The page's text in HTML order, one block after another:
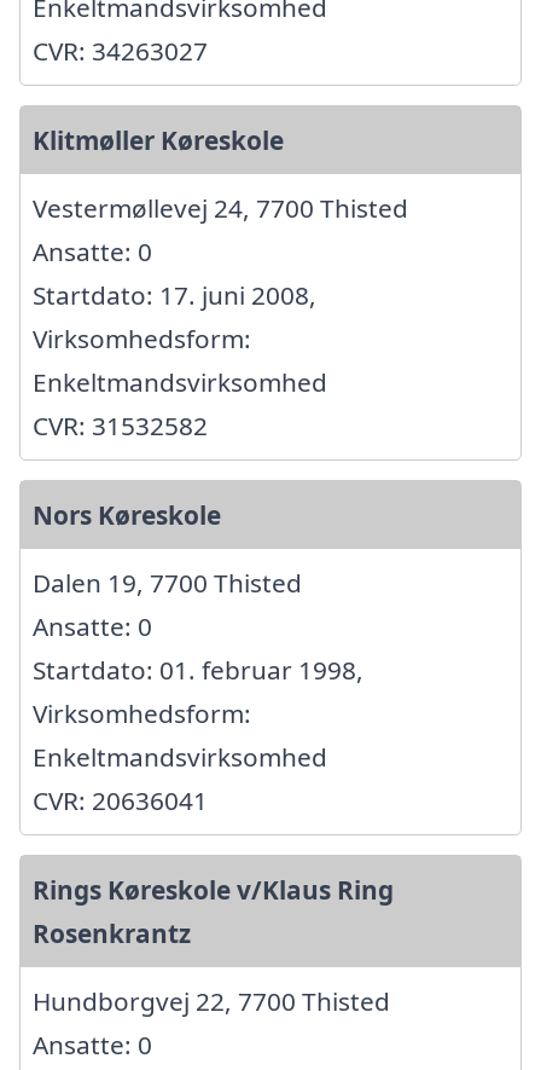
Enkeltmandsvirksomhed
CVR: 34263027
Klitmøller Køreskole
Vestermøllevej 24, 7700 Thisted
Ansatte: 0
Startdato: 17. juni 2008,
Virksomhedsform:
Enkeltmandsvirksomhed
CVR: 31532582
Nors Køreskole
Dalen 19, 7700 Thisted
Ansatte: 0
Startdato: 01. februar 1998,
Virksomhedsform:
Enkeltmandsvirksomhed
CVR: 20636041
Rings Køreskole v/Klaus Ring
Rosenkrantz
Hundborgvej 22, 7700 Thisted
Ansatte: 0